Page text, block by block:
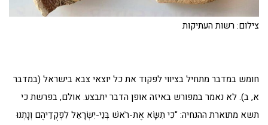
צילום: רשות העתיקות
חומש במדבר מתחיל בציווי לפקוד את כל יוצאי צבא בישראל (במדבר
א, ב). לא נאמר במפורש באיזה אופן הדבר יתבצע. אולם, בפרשת כי
תשא מתוארת ההנחיה: "כִּי תִשָּׂא אֶת-רֹאשׁ בְּנֵי-יִשְׂרָאֵל לִפְקֻדֵיהֶם וְנָתְנוּ